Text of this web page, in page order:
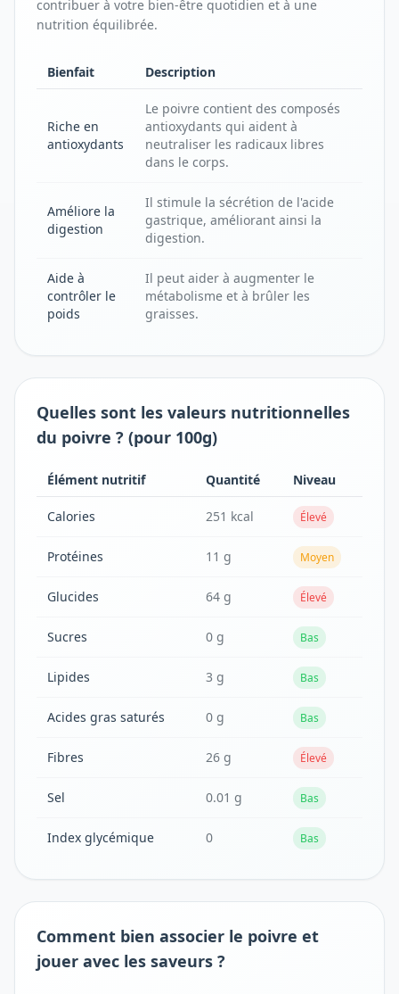
contribuer à votre bien-être quotidien et à une
nutrition équilibrée.
Bienfait Description
Riche en
antioxydants
Le poivre contient des composés
antioxydants qui aident à
neutraliser les radicaux libres
dans le corps.
Améliore la
digestion
Il stimule la sécrétion de l'acide
gastrique, améliorant ainsi la
digestion.
Aide à
contrôler le
poids
Il peut aider à augmenter le
métabolisme et à brûler les
graisses.
Quelles sont les valeurs nutritionnelles
du poivre ? (pour 100g)
Élément nutritif Quantité Niveau
Calories 251 kcal Élevé
Protéines 11 g Moyen
Glucides 64 g Élevé
Sucres 0 g Bas
Lipides 3 g Bas
Acides gras saturés 0 g Bas
Fibres 26 g Élevé
Sel 0.01 g Bas
Index glycémique 0 Bas
Comment bien associer le poivre et
jouer avec les saveurs ?